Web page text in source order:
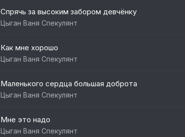
Спрячь за высоким забором девчёнку
Цыган Ваня Спекулянт
Как мне хорошо
Цыган Ваня Спекулянт
Маленького сердца большая доброта
Цыган Ваня Спекулянт
Мне это надо
Цыган Ваня Спекулянт